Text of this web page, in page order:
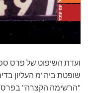
ועדת השיפוט של פרס
שופטת ביה"מ העליון
"הרשימה הקצרה" בפרס